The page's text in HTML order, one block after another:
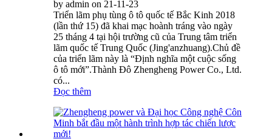
by admin on 21-11-23
Triển lãm phụ tùng ô tô quốc tế Bắc Kinh 2018
(lần thứ 15) đã khai mạc hoành tráng vào ngày
25 tháng 4 tại hội trường cũ của Trung tâm triển
lãm quốc tế Trung Quốc (Jing'anzhuang).Chủ đề
của triển lãm này là “Định nghĩa một cuộc sống
ô tô mới”.Thành Đô Zhengheng Power Co., Ltd.
có...
Đọc thêm